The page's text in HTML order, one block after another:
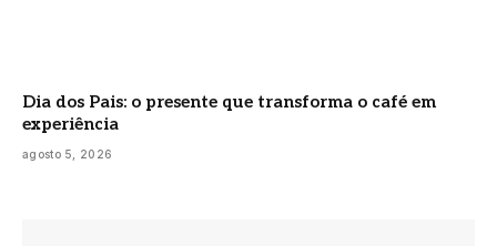
Dia dos Pais: o presente que transforma o café em
experiência
agosto 5, 2026